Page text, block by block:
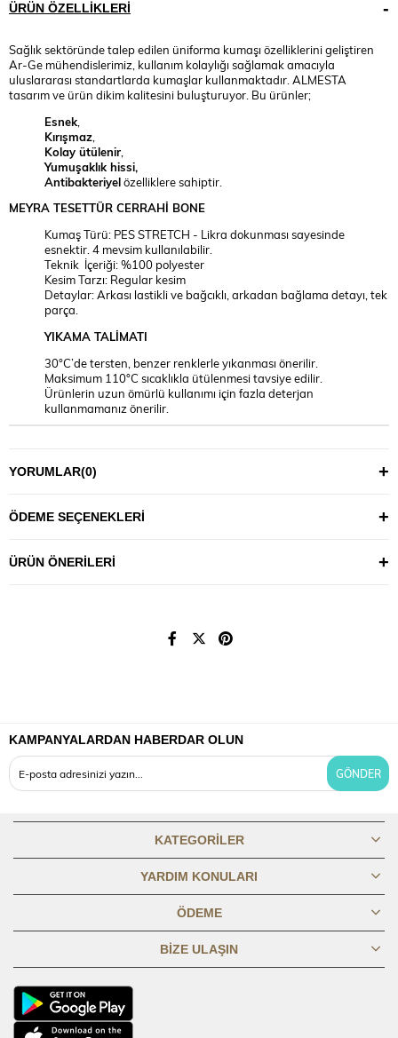
ÜRÜN ÖZELLIKLERI
Sağlık sektöründe talep edilen üniforma kumaşı özelliklerini geliştiren
Ar-Ge mühendislerimiz, kullanım kolaylığı sağlamak amacıyla
uluslararası standartlarda kumaşlar kullanmaktadır. ALMESTA
tasarım ve ürün dikim kalitesini buluşturuyor. Bu ürünler;
Esnek
Kırışmaz
Kolay ütülenir
Yumuşaklık hissi,
Antibakteriyelözelliklere sahiptir.
MEYRA TESETTÜR CERRAHİ BONE
Kumaş Türü: PES STRETCH - Likra dokunması sayesinde
esnektir. 4 mevsim kullanılabilir.
Teknik İçeriği: %100 polyester
Kesim Tarzı: Regular kesim
Detaylar: Arkası lastikli ve bağcıklı, arkadan bağlama detayı, tek
parça.
YIKAMA TALİMATI
30°C’de tersten, benzer renklerle yıkanması önerilir.
Maksimum 110°C sıcaklıkla ütülenmesi tavsiye edilir.
Ürünlerin uzun ömürlü kullanımı için fazla deterjan
kullanmamanız önerilir.
YORUMLAR(0)
ÖDEME SEÇENEKLERI
ÜRÜN ÖNERILERI
KAMPANYALARDAN HABERDAR OLUN
GÖNDER
KATEGORILER
YARDIM KONULARI
ÖDEME
BIZE ULAŞIN